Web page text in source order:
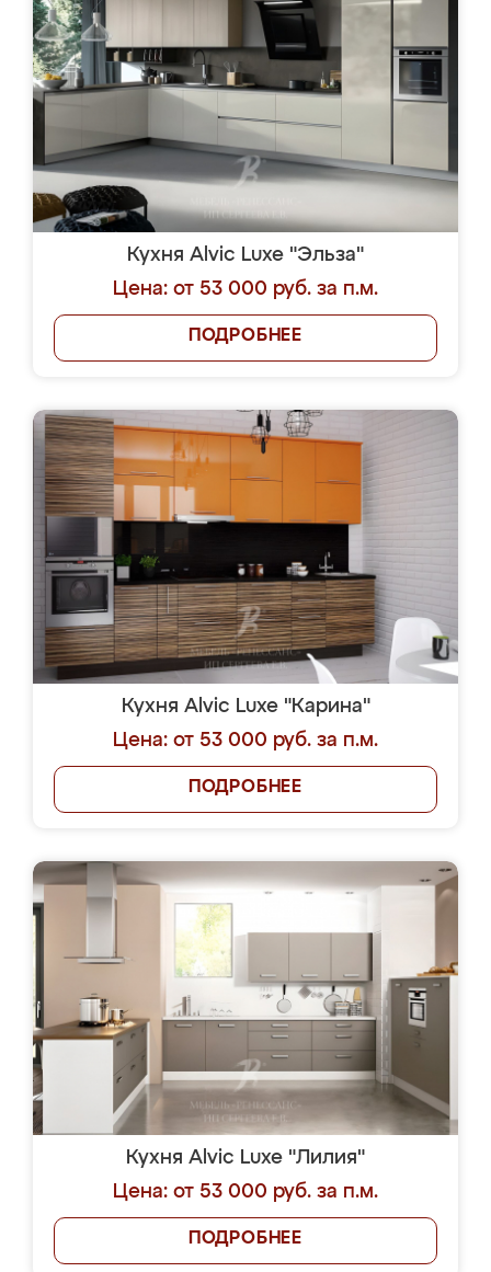
Кухня Alvic Luxe "Эльза"
Цена: от 53 000 руб. за п.м.
ПОДРОБНЕЕ
Кухня Alvic Luxe "Карина"
Цена: от 53 000 руб. за п.м.
ПОДРОБНЕЕ
Кухня Alvic Luxe "Лилия"
Цена: от 53 000 руб. за п.м.
ПОДРОБНЕЕ